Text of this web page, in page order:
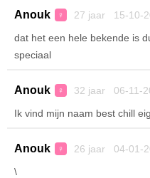
Anouk ♀ 27 jaar 15-10-
dat het een hele bekende is
speciaal
Anouk ♀ 32 jaar 06-11-
Ik vind mijn naam best chill
Anouk ♀ 26 jaar 04-01-
\